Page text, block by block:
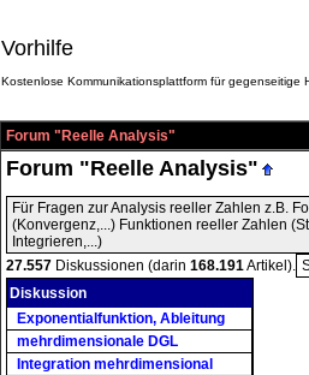
Vorhilfe
Kostenlose Kommunikationsplattform für gegenseitige
Forum "Reelle Analysis"
Forum "Reelle Analysis"
Für Fragen zur Analysis reeller Zahlen z.B.
(Konvergenz,...) Funktionen reeller Zahlen
Integrieren,...)
27.557 Diskussionen (darin 168.191Artikel).
Diskussion
Exponentialfunktion, Ableitung
mehrdimensionale DGL
Integration mehrdimensional